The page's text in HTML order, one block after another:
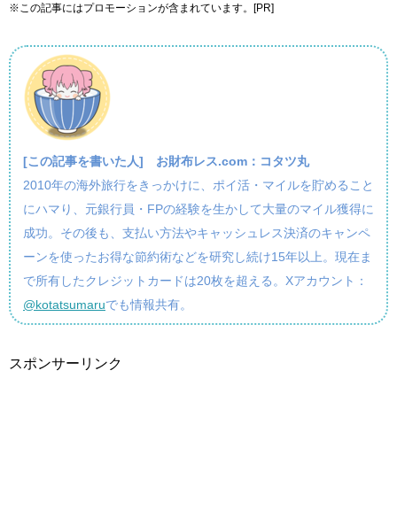
※この記事にはプロモーションが含まれています。[PR]
[この記事を書いた人] お財布レス.com：コタツ丸
2010年の海外旅行をきっかけに、ポイ活・マイルを貯めること
にハマり、元銀行員・FPの経験を生かして大量のマイル獲得に
成功。その後も、支払い方法やキャッシュレス決済のキャンペ
ーンを使ったお得な節約術などを研究し続け15年以上。現在ま
で所有したクレジットカードは20枚を超える。Xアカウント：
@kotatsumaruでも情報共有。
スポンサーリンク